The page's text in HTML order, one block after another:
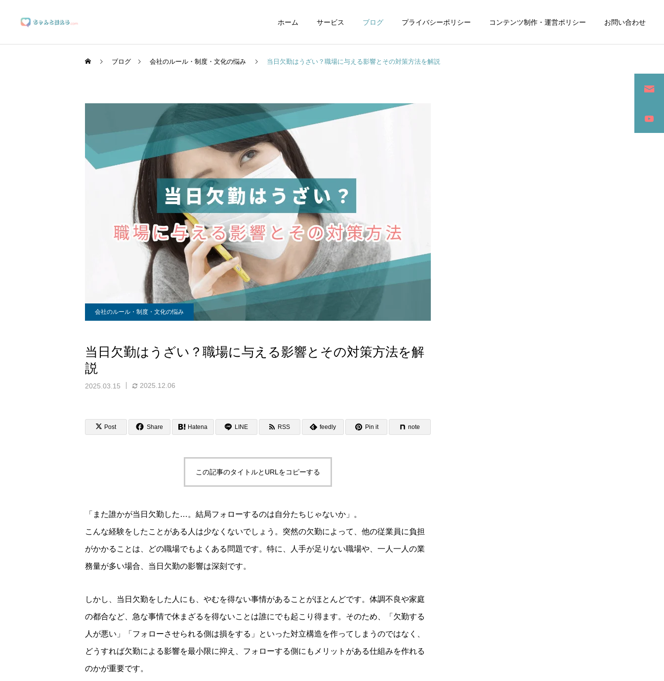
ホーム サービス ブログ プライバシーポリシー コンテンツ制作・運営ポリシー お問い合わせ
ブランディングサポート WEBデザイン
マーケティングサポート 動画制作編集
ブログ 会社のルール・制度・文化の悩み 当日欠勤はうざい？職場に与える影響とその対策方法を解説
会社のルール・制度・文化の悩み
当日欠勤はうざい？職場に与える影響とその対策方法を解
説
2025.03.15 2025.12.06
Post Share Hatena LINE RSS feedly Pin it note
この記事のタイトルとURLをコピーする
「また誰かが当日欠勤した…。結局フォローするのは自分たちじゃないか」。
こんな経験をしたことがある人は少なくないでしょう。突然の欠勤によって、他の従業員に負担
がかかることは、どの職場でもよくある問題です。特に、人手が足りない職場や、一人一人の業
務量が多い場合、当日欠勤の影響は深刻です。
しかし、当日欠勤をした人にも、やむを得ない事情があることがほとんどです。体調不良や家庭
の都合など、急な事情で休まざるを得ないことは誰にでも起こり得ます。そのため、「欠勤する
人が悪い」「フォローさせられる側は損をする」といった対立構造を作ってしまうのではなく、
どうすれば欠勤による影響を最小限に抑え、フォローする側にもメリットがある仕組みを作れる
のかが重要です。